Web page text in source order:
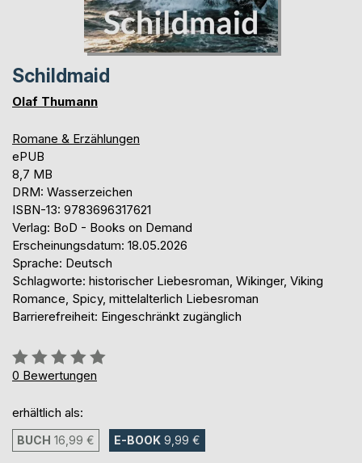
Schildmaid
Olaf Thumann
Romane & Erzählungen
ePUB
8,7 MB
DRM: Wasserzeichen
ISBN-13: 9783696317621
Verlag: BoD - Books on Demand
Erscheinungsdatum: 18.05.2026
Sprache: Deutsch
Schlagworte: historischer Liebesroman, Wikinger, Viking
Romance, Spicy, mittelalterlich Liebesroman
Barrierefreiheit: Eingeschränkt zugänglich
Bewertung::
0%
0 Bewertungen
erhältlich als:
BUCH 16,99 € E-BOOK 9,99 €